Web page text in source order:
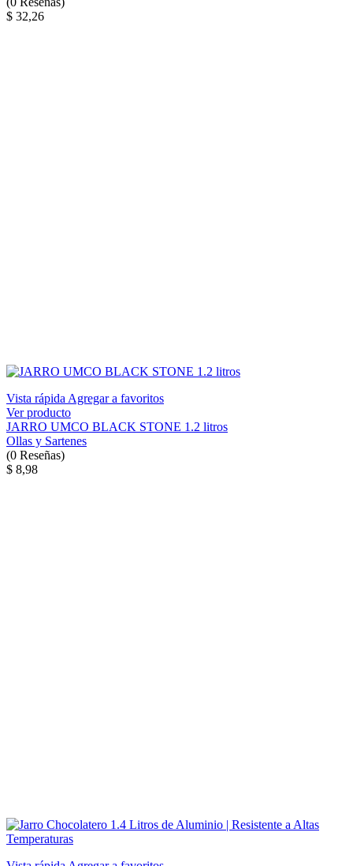
$ 32,26
Vista rápida Agregar a favoritos
Ver producto
JARRO UMCO BLACK STONE 1.2 litros
Ollas y Sartenes
(0 Reseñas)
$ 8,98